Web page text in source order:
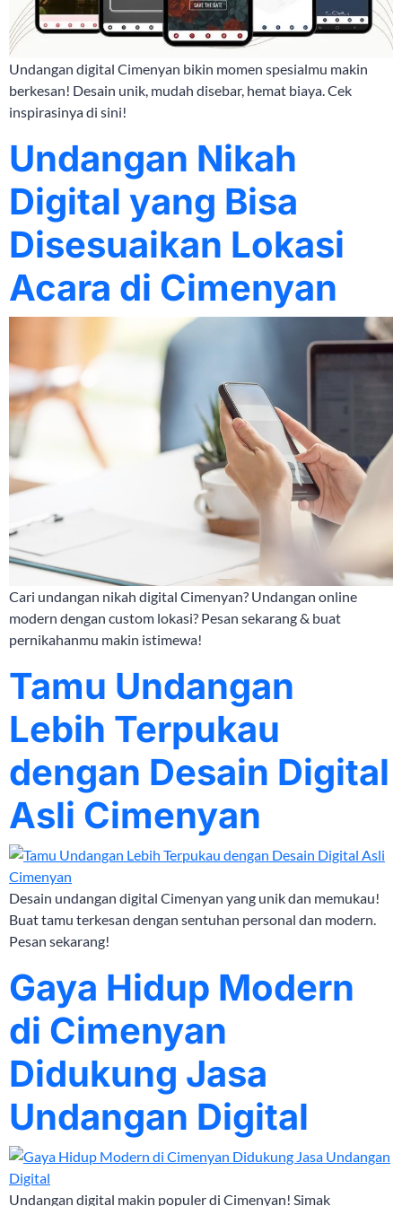
Undangan digital Cimenyan bikin momen spesialmu makin
berkesan! Desain unik, mudah disebar, hemat biaya. Cek
inspirasinya di sini!
Undangan Nikah
Digital yang Bisa
Disesuaikan Lokasi
Acara di Cimenyan
Cari undangan nikah digital Cimenyan? Undangan online
modern dengan custom lokasi? Pesan sekarang & buat
pernikahanmu makin istimewa!
Tamu Undangan
Lebih Terpukau
dengan Desain Digital
Asli Cimenyan
Desain undangan digital Cimenyan yang unik dan memukau!
Buat tamu terkesan dengan sentuhan personal dan modern.
Pesan sekarang!
Gaya Hidup Modern
di Cimenyan
Didukung Jasa
Undangan Digital
Undangan digital makin populer di Cimenyan! Simak